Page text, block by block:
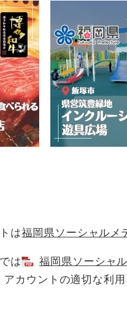
は福岡県ソーシャルメ
は
福岡県ソーシャ
アカウントの適切な利用